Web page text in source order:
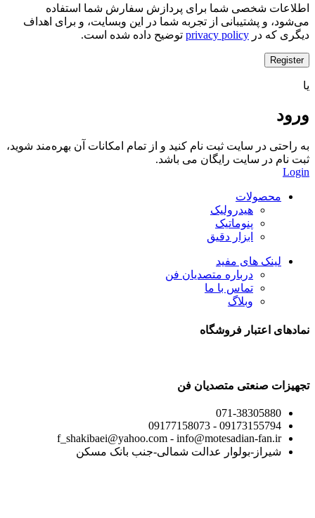
اطلاعات شخصی شما برای پردازش سفارش شما استفاده
می‌شود، و پشتیبانی از تجربه شما در این وبسایت، و برای اهداف
دیگری که در privacy policy توضیح داده شده است.
Register
یا
ورود
به راحتی در سایت ثبت نام کنید و از تمام امکانات آن بهره‌مند شوید،
ثبت نام در سایت رایگان می باشد.
Login
محصولات
هیدرولیک
پنوماتیک
ابزار دقیق
لینک های مفید
درباره متصدیان فن
تماس با ما
وبلاگ
نمادهای اعتبار فروشگاه
تجهیزات صنعتی متصدیان فن
071-38305880
09173155794 - 09177158073
f_shakibaei@yahoo.com - info@motesadian-fan.ir
شیراز-بولوار عدالت شمالی-جنب بانک مسکن